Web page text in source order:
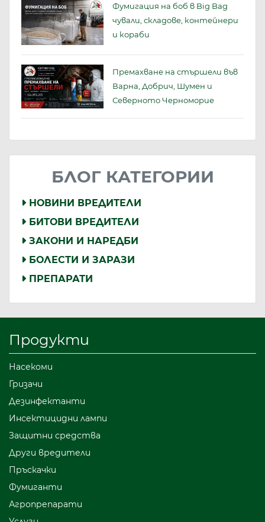
Фумигация на боб в Big Bag
чували, складове, контейнери
и кораби
Премахване на стършели във
Варна, Добрич, Шумен и
Северното Черноморие
БЛОГ КАТЕГОРИИ
НОВИНИ ВРЕДИТЕЛИ
БИТОВИ ВРЕДИТЕЛИ
ЗАКОНИ И НАРЕДБИ
БОЛЕСТИ И ЗАРАЗИ
ПРЕПАРАТИ
Продукти
Насекоми
Гризачи
Дезинфектанти
Инсектицидни лампи
Защитни средства
Други вредители
Пръскачки
Фумиганти
Агропрепарати